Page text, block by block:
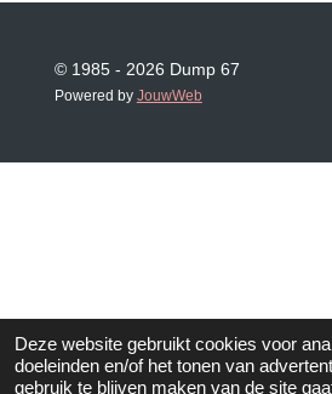
Deze website gebruikt cookies voor
doeleinden en/of het tonen van
gebruik te blijven maken van de site
© 1985 - 2026 Dump 67
Powered by JouwWeb